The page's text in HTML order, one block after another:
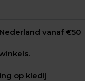
vanaf €50
op kledij